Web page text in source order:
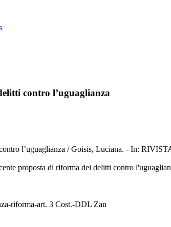
contro l’uguaglianza
l’uguaglianza / Goisis, Luciana. - In:
proposta di riforma dei delitti contro
riforma-art. 3 Cost.-DDL Zan